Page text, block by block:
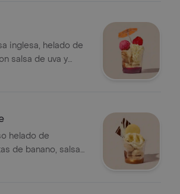
inglesa, helado de
salsa de uva y
helado de
de banano, salsa
chantilly.